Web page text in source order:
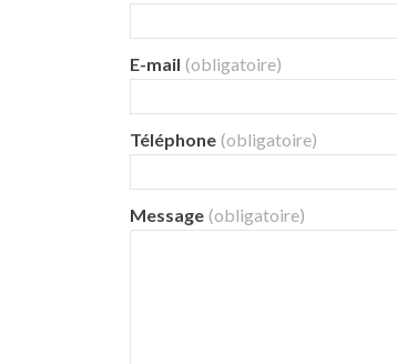
E-mail (obligatoire)
Téléphone (obligatoire)
Message (obligatoire)